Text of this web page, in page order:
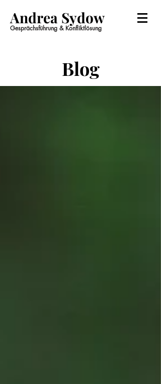
Andrea Sydow
Gesprächsführung & Konfliktlösung
Blog